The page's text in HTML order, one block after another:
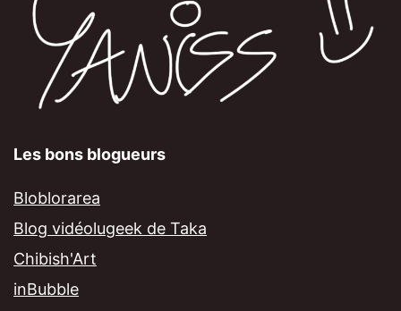
Les bons blogueurs
Bloblorarea
Blog vidéolugeek de Taka
Chibish'Art
inBubble